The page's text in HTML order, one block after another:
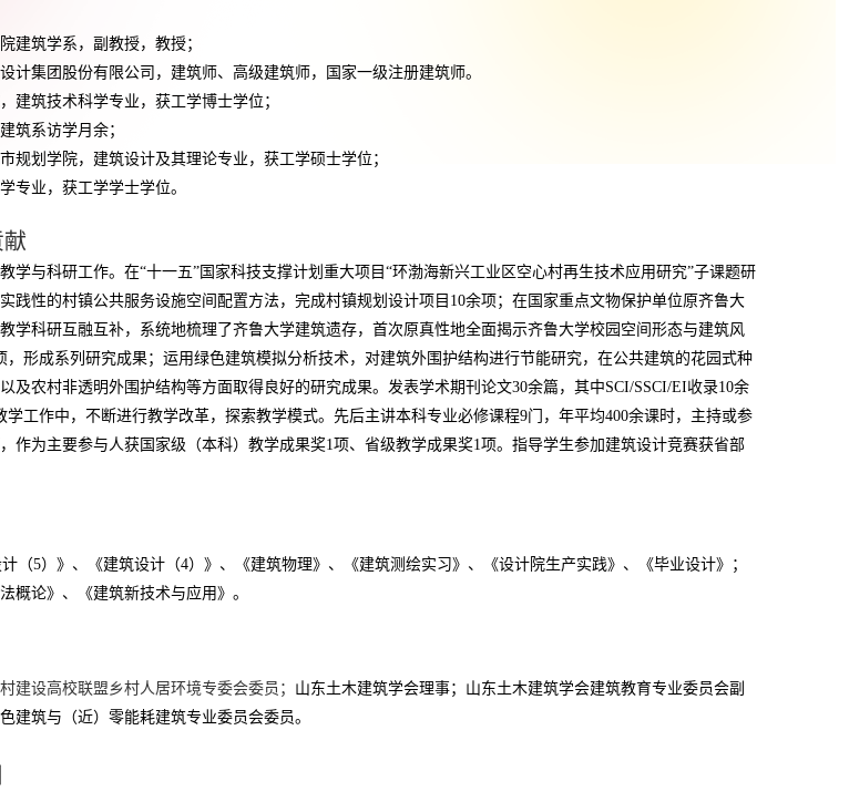
建筑学系，副教授，教授；
计集团股份有限公司，建筑师、高级建筑师 ，国家一级注册建筑师。
建筑技术科学专业，获工学博士学位；
筑系访学月余；
规划学院，建筑设计及其理论专业，获工学硕士学位；
专业，获工学学士学位。
学与科研工作。在“十一五”国家科技支撑计划重大项目“环渤海新兴工业区空心村再生技术应用研究”子课题研
践性的村镇公共服务设施空间配置方法，完成村镇规划设计项目 10余项；在国家重点文物保护单位原齐鲁大
学科研互融互补，系统地梳理了齐鲁大学建筑遗存，首次原真性地全面揭示齐鲁大学校园空间形态与建筑风
，形成系列研究成果；运用绿色建筑模拟分析技术，对建筑外围护结构进行节能研究，在公共建筑的花园式种
及农村非透明外围护结构等方面取得良好的研究成果。发表学术期刊论文30余篇，其中SCI/SSCI/EI收录10余
学工作中，不断进行教学改革，探索教学模式。先后主讲本科专业必修课程9门，年平均400余课时，主持或参
作为主要参与人获国家级（本科）教学成果奖1项、省级教学成果奖1项。指导学生参加建筑设计竞赛获省部
（5）》、《建筑设计（4）》、《建筑物理》、《建筑测绘实习》、《设计院生产实践》、《毕业设计》；
概论》、《建筑新技术与应用》。
建设高校联盟乡村人居环境专委会委员； 山东土木建筑学会理事；山东土木建筑学会建筑教育专业委员会副
建筑与（近）零能耗建筑专业委员会委员。